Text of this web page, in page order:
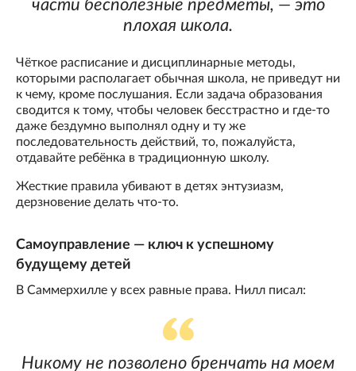
части бесполезные предметы, — это
плохая школа.
Чёткое расписание и дисциплинарные методы,
которыми располагает обычная школа, не приведут ни
к чему, кроме послушания. Если задача образования
сводится к тому, чтобы человек бесстрастно и где-то
даже бездумно выполнял одну и ту же
последовательность действий, то, пожалуйста,
отдавайте ребёнка в традиционную школу.
Жесткие правила убивают в детях энтузиазм,
дерзновение делать что-то.
Самоуправление — ключ к успешному
будущему детей
В Саммерхилле у всех равные права. Нилл писал:
Никому не позволено бренчать на моем